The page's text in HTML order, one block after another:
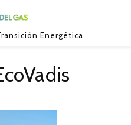
Energética